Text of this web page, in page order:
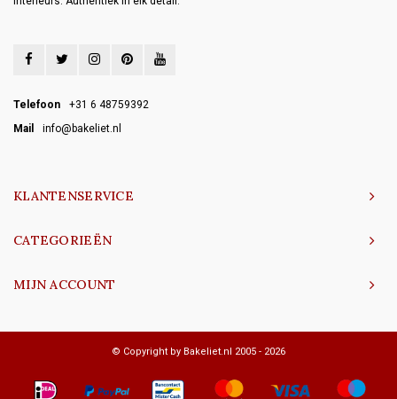
Telefoon
+31 6 48759392
Mail
info@bakeliet.nl
KLANTENSERVICE
CATEGORIEËN
MIJN ACCOUNT
© Copyright by Bakeliet.nl 2005 - 2026